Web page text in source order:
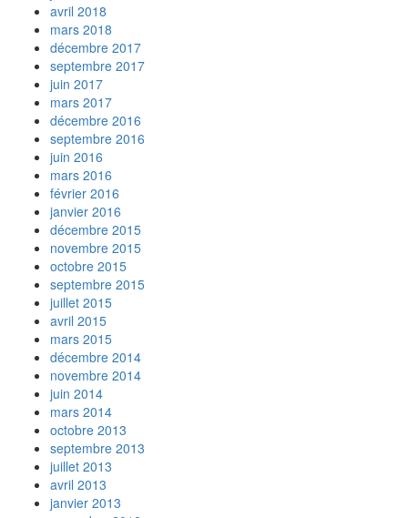
avril 2018
mars 2018
décembre 2017
septembre 2017
juin 2017
mars 2017
décembre 2016
septembre 2016
juin 2016
mars 2016
février 2016
janvier 2016
décembre 2015
novembre 2015
octobre 2015
septembre 2015
juillet 2015
avril 2015
mars 2015
décembre 2014
novembre 2014
juin 2014
mars 2014
octobre 2013
septembre 2013
juillet 2013
avril 2013
janvier 2013